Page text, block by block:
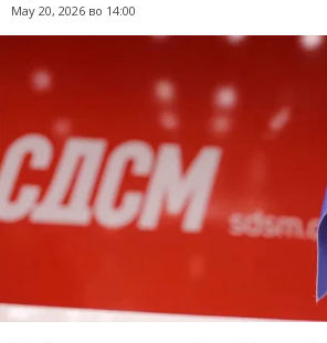
May 20, 2026 во 14:00